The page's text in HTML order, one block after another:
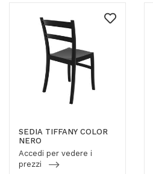
SEDIA TIFFANY COLOR
NERO
Accedi per vedere i
prezzi